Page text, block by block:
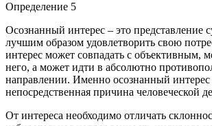
Определение 5
Осознанный интерес – это представление
лучшим образом удовлетворить свою
интерес может совпадать с объективным,
него, а может идти в абсолютно
направлении. Именно осознанный интерес
непосредственная причина человеческой
От интереса необходимо отличать